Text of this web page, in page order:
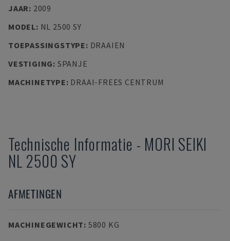
JAAR: 2009
MODEL: NL 2500 SY
TOEPASSINGSTYPE: DRAAIEN
VESTIGING: SPANJE
MACHINETYPE: DRAAI-FREES CENTRUM
Technische Informatie - MORI SEIKI
NL 2500 SY
AFMETINGEN
MACHINEGEWICHT: 5800 KG